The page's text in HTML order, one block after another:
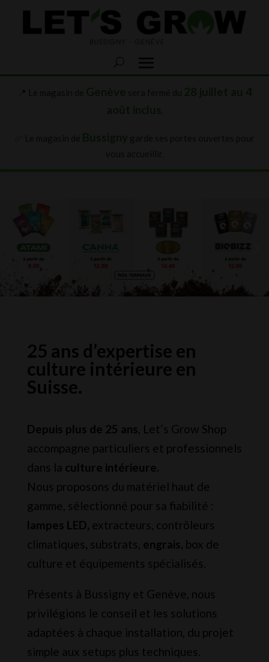
25 ans d’expertise en
culture intérieure en
Suisse.
Depuis plus de 25 ans, Let’s Grow Shop
accompagne particuliers et professionnels
dans la culture intérieure.
Nous proposons du matériel haut de
gamme, sélectionné pour sa fiabilité :
lampes LED, extracteurs, contrôleurs
climatiques, substrats, engrais, box de
culture et équipements spécialisés.
Présents à Bussigny et Genève, nous
privilégions le conseil et les solutions
adaptées à chaque installation, du projet
simple aux setups plus techniques.